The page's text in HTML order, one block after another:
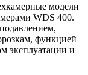
модели
WDS 400.
функцией
эксплуатации и